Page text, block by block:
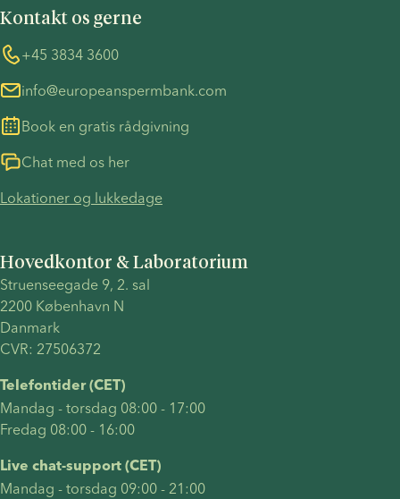
Hovedkontor & Laboratorium
Struenseegade 9, 2. sal
2200 København N
Danmark
CVR: 27506372
Telefontider (CET)
Mandag - torsdag 08:00 - 17:00
Fredag 08:00 - 16:00
Live chat-support (CET)
Mandag - torsdag 09:00 - 21:00
Kontakt os gerne
+45 3834 3600
info@europeanspermbank.com
Book en gratis rådgivning
Chat med os her
Lokationer og lukkedage
Information vedrørende TP53-sagen
COVID-19 forholdsregler
Whistleblower